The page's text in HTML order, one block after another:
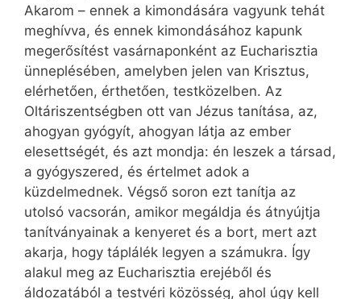
Akarom – ennek a kimondására vagyunk tehát
meghívva, és ennek kimondásához kapunk
megerősítést vasárnaponként az Eucharisztia
ünneplésében, amelyben jelen van Krisztus,
elérhetően, érthetően, testközelben. Az
Oltáriszentségben ott van Jézus tanítása, az,
ahogyan gyógyít, ahogyan látja az ember
elesettségét, és azt mondja: én leszek a társad,
a gyógyszered, és értelmet adok a
küzdelmednek. Végső soron ezt tanítja az
utolsó vacsorán, amikor megáldja és átnyújtja
tanítványainak a kenyeret és a bort, mert azt
akarja, hogy táplálék legyen a számukra. Így
alakul meg az Eucharisztia erejéből és
áldozatából a testvéri közösség, ahol úgy kell